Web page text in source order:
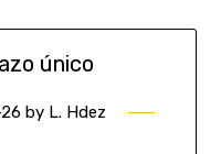
único
by L. Hdez